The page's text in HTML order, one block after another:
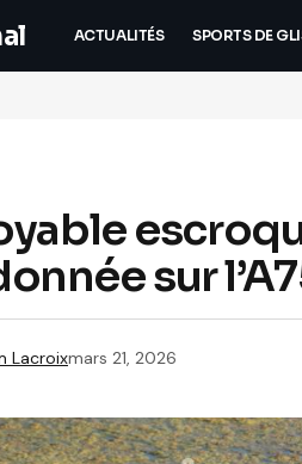
ACTUALITÉS SPORTS DE
sur
Lacroixmars 21, 2026